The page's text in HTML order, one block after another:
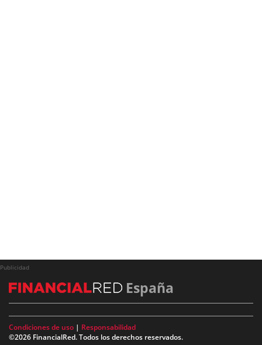
Publicidad
España
Condiciones de uso | Responsabilidad
©2026 FinancialRed. Todos los derechos reservados.